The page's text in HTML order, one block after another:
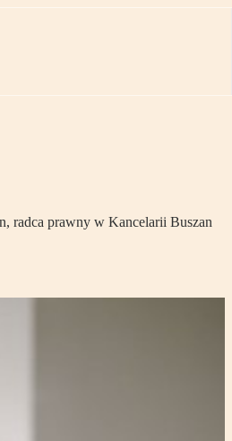
radca prawny w Kancelarii Buszan